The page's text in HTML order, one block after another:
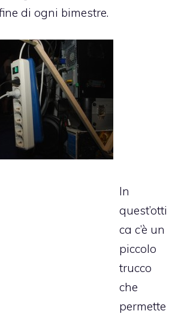
di ogni bimestre.
In
quest’otti
ca c’è un
piccolo
trucco
che
permette